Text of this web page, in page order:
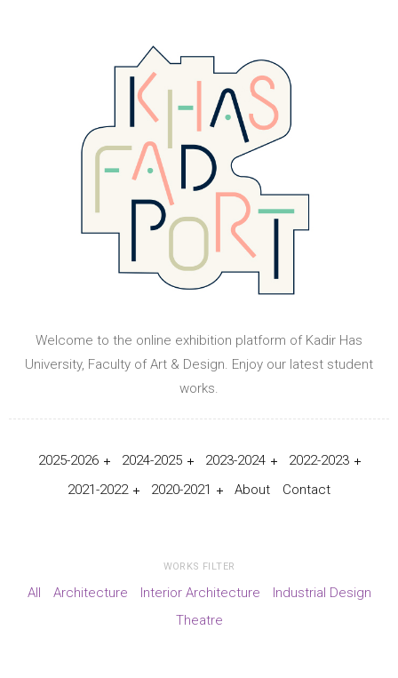
Welcome to the online exhibition platform of Kadir Has
University, Faculty of Art & Design. Enjoy our latest student
works.
2025-2026 2024-2025 2023-2024
2022-2023
2021-2022
2020-2021 About Contact
WORKS FILTER
All Architecture Interior Architecture
Industrial Design
Theatre